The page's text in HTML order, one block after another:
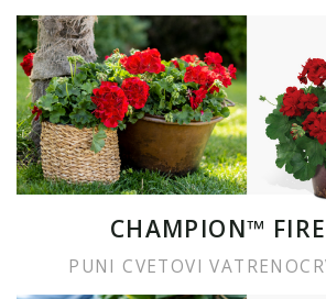
CHAMPION™
PUNI CVETOVI